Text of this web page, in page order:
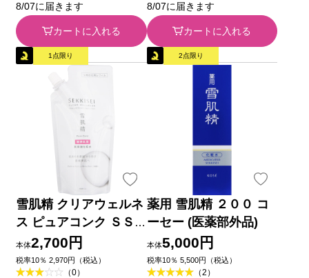
8/07に届きます
カートに入れる
8/07に届きます
カートに入れる
1点限り
雪肌精 クリアウェルネ
ス ピュアコンク ＳＳ
Ｒ １７０ｍＬ コーセ
ー
本体2,700円
税率10％ 2,970円（税込）
（0）
2点限り
薬用 雪肌精 ２００ コ
ーセー (医薬部外品)
本体5,000円
税率10％ 5,500円（税込）
（2）